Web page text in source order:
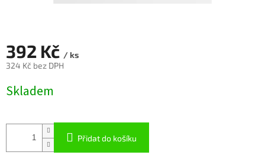
392 Kč / ks
324 Kč bez DPH
cena:
Skladem
Přidat do košíku